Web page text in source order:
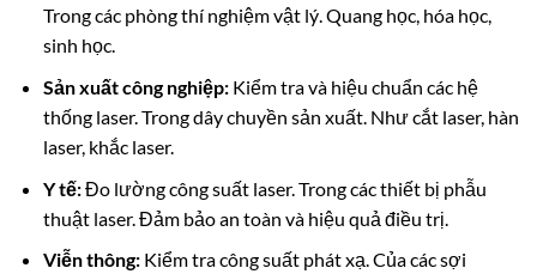
Trong các phòng thí nghiệm vật lý. Quang học, hóa học,
sinh học.
Sản xuất công nghiệp:Kiểm tra và hiệu chuẩn các hệ
thống laser. Trong dây chuyền sản xuất. Như cắt laser, hàn
laser, khắc laser.
Y tế:Đo lường công suất laser. Trong các thiết bị phẫu
thuật laser. Đảm bảo an toàn và hiệu quả điều trị.
Viễn thông:Kiểm tra công suất phát xạ. Của các sợi